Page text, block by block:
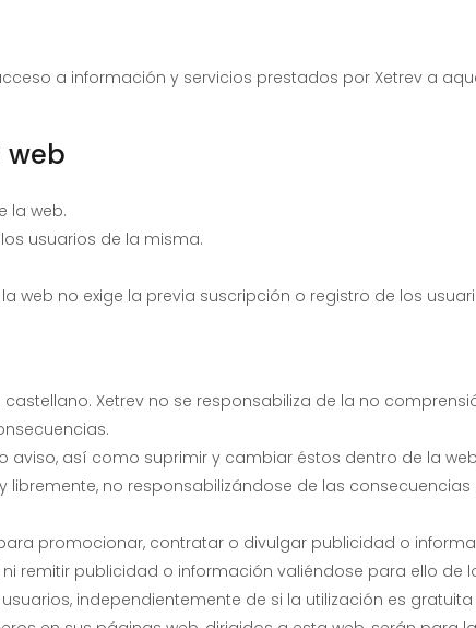
a información y servicios prestados por Xetrev a
web
la web.
usuarios de la misma.
web no exige la previa suscripción o registro de los
Xetrev no se responsabiliza de la no
aviso, así como suprimir y cambiar éstos dentro de la
libremente, no responsabilizándose de las
promocionar, contratar o divulgar publicidad o
remitir publicidad o información valiéndose para ello de
independientemente de si la utilización es gratuita